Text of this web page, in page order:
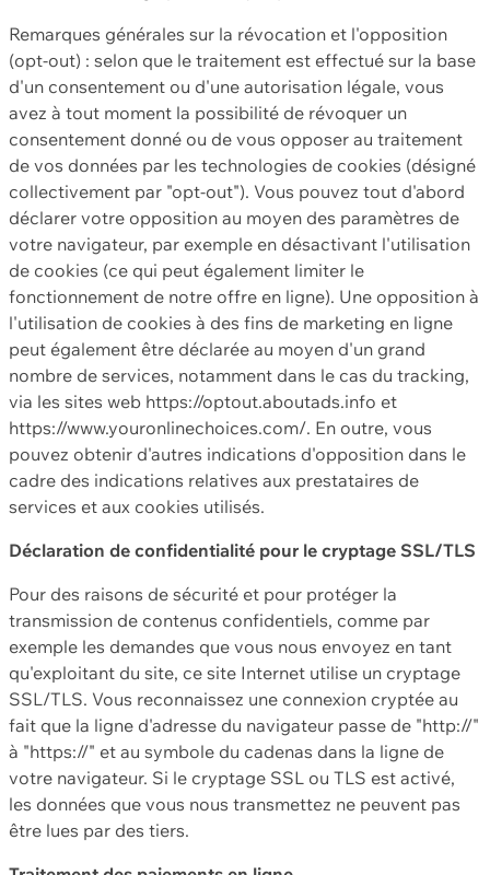
Remarques générales sur la révocation et l'opposition
(opt-out) : selon que le traitement est effectué sur la base
d'un consentement ou d'une autorisation légale, vous
avez à tout moment la possibilité de révoquer un
consentement donné ou de vous opposer au traitement
de vos données par les technologies de cookies (désigné
collectivement par "opt-out"). Vous pouvez tout d'abord
déclarer votre opposition au moyen des paramètres de
votre navigateur, par exemple en désactivant l'utilisation
de cookies (ce qui peut également limiter le
fonctionnement de notre offre en ligne). Une opposition à
l'utilisation de cookies à des fins de marketing en ligne
peut également être déclarée au moyen d'un grand
nombre de services, notamment dans le cas du tracking,
via les sites web https://optout.aboutads.info et
https://www.youronlinechoices.com/. En outre, vous
pouvez obtenir d'autres indications d'opposition dans le
cadre des indications relatives aux prestataires de
services et aux cookies utilisés.
Déclaration de confidentialité pour le cryptage SSL/TLS
Pour des raisons de sécurité et pour protéger la
transmission de contenus confidentiels, comme par
exemple les demandes que vous nous envoyez en tant
qu'exploitant du site, ce site Internet utilise un cryptage
SSL/TLS. Vous reconnaissez une connexion cryptée au
fait que la ligne d'adresse du navigateur passe de "http://"
à "https://" et au symbole du cadenas dans la ligne de
votre navigateur. Si le cryptage SSL ou TLS est activé,
les données que vous nous transmettez ne peuvent pas
être lues par des tiers.